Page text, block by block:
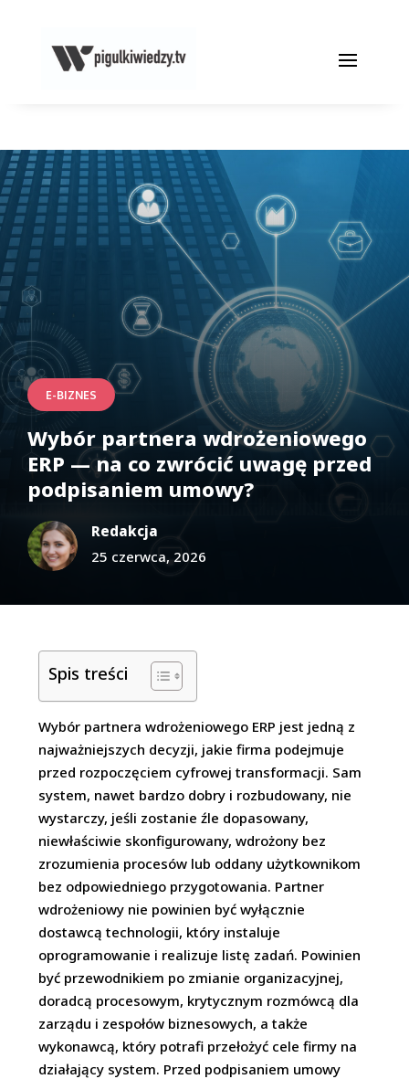
E-BIZNES
Wybór partnera wdrożeniowego
ERP — na co zwrócić uwagę przed
podpisaniem umowy?
Redakcja
25 czerwca, 2026
Spis treści
Wybór partnera wdrożeniowego ERP jest jedną z
najważniejszych decyzji, jakie firma podejmuje
przed rozpoczęciem cyfrowej transformacji. Sam
system, nawet bardzo dobry i rozbudowany, nie
wystarczy, jeśli zostanie źle dopasowany,
niewłaściwie skonfigurowany, wdrożony bez
zrozumienia procesów lub oddany użytkownikom
bez odpowiedniego przygotowania. Partner
wdrożeniowy nie powinien być wyłącznie
dostawcą technologii, który instaluje
oprogramowanie i realizuje listę zadań. Powinien
być przewodnikiem po zmianie organizacyjnej,
doradcą procesowym, krytycznym rozmówcą dla
zarządu i zespołów biznesowych, a także
wykonawcą, który potrafi przełożyć cele firmy na
działający system. Przed podpisaniem umowy